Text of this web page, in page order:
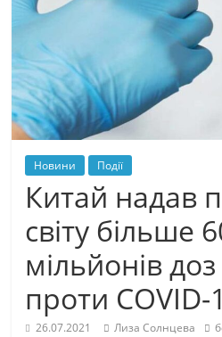
Новини Події
Китай надав
світу більше
мільйонів
проти COVID-
26.07.2021 Лиза Солнцева